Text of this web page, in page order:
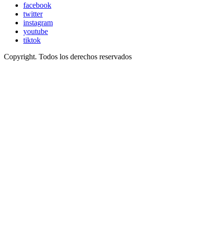
facebook
twitter
instagram
youtube
tiktok
Copyright. Todos los derechos reservados